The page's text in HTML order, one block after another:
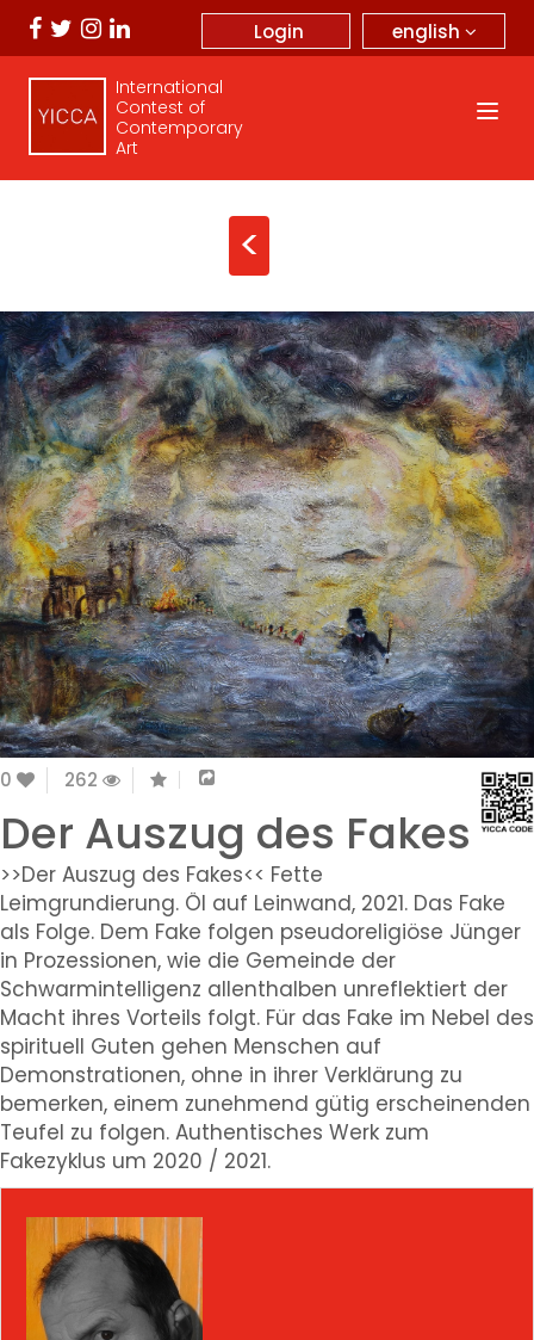
english
Login
International
Contest of
Contemporary
Art
<
0 262
Der Auszug des Fakes
>>Der Auszug des Fakes<< Fette
Leimgrundierung. Öl auf Leinwand, 2021. Das Fake
als Folge. Dem Fake folgen pseudoreligiöse Jünger
in Prozessionen, wie die Gemeinde der
Schwarmintelligenz allenthalben unreflektiert der
Macht ihres Vorteils folgt. Für das Fake im Nebel des
spirituell Guten gehen Menschen auf
Demonstrationen, ohne in ihrer Verklärung zu
bemerken, einem zunehmend gütig erscheinenden
Teufel zu folgen. Authentisches Werk zum
Fakezyklus um 2020 / 2021.